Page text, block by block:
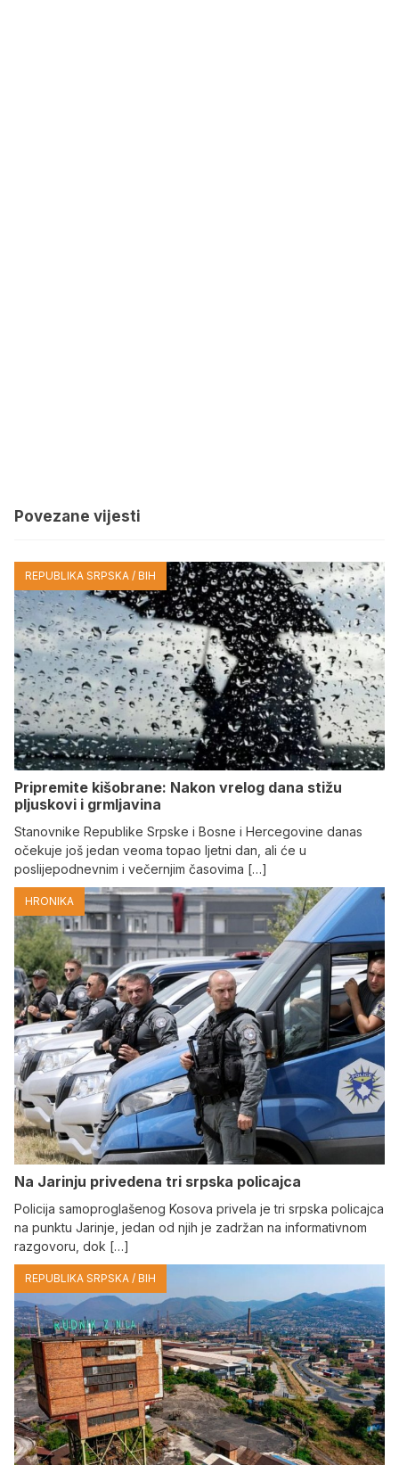
Povezane vijesti
REPUBLIKA SRPSKA / BIH
Pripremite kišobrane: Nakon vrelog dana stižu
pljuskovi i grmljavina
Stanovnike Republike Srpske i Bosne i Hercegovine danas
očekuje još jedan veoma topao ljetni dan, ali će u
poslijepodnevnim i večernjim časovima […]
HRONIKA
Na Јarinju privedena tri srpska policajca
Policija samoproglašenog Kosova privela je tri srpska policajca
na punktu Јarinje, jedan od njih je zadržan na informativnom
razgovoru, dok […]
REPUBLIKA SRPSKA / BIH